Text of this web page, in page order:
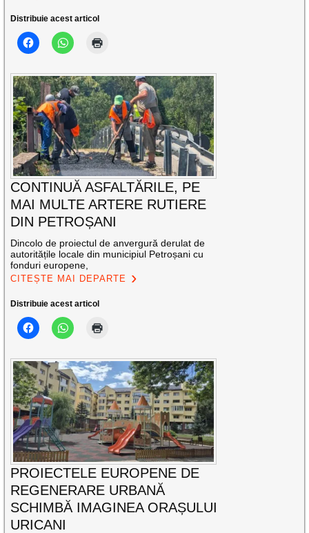
Distribuie acest articol
CONTINUĂ ASFALTĂRILE, PE
MAI MULTE ARTERE RUTIERE
DIN PETROȘANI
Dincolo de proiectul de anvergură derulat de
autoritățile locale din municipiul Petroșani cu
fonduri europene,
CITEȘTE MAI DEPARTE
Distribuie acest articol
PROIECTELE EUROPENE DE
REGENERARE URBANĂ
SCHIMBĂ IMAGINEA ORAȘULUI
URICANI